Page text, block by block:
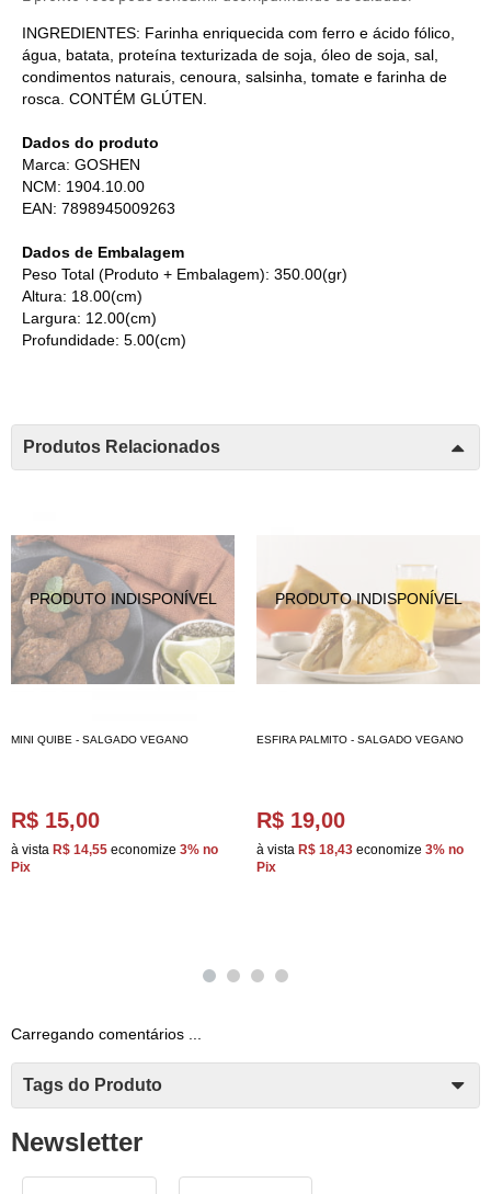
INGREDIENTES: Farinha enriquecida com ferro e ácido fólico,
água, batata, proteína texturizada de soja, óleo de soja, sal,
condimentos naturais, cenoura, salsinha, tomate e farinha de
rosca. CONTÉM GLÚTEN.
Dados do produto
Marca: GOSHEN
NCM: 1904.10.00
EAN: 7898945009263
Dados de Embalagem
Peso Total (Produto + Embalagem): 350.00(gr)
Altura: 18.00(cm)
Largura: 12.00(cm)
Profundidade: 5.00(cm)
Produtos Relacionados
MINI QUIBE - SALGADO VEGANO
R$ 15,00
à vista R$ 14,55 economize 3% no
Pix
ESFIRA PALMITO - SALGADO VEGANO
R$ 19,00
à vista R$ 18,43 economize 3% no
Pix
Carregando comentários ...
Tags do Produto
Newsletter